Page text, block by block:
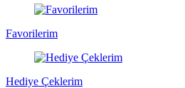
Favorilerim
Hediye Çeklerim